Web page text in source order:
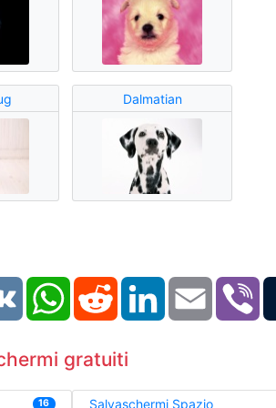
Dalmatian
VK WhatsAppReddit LinkedIn Email
gratuiti
16 Salvaschermi Spazio